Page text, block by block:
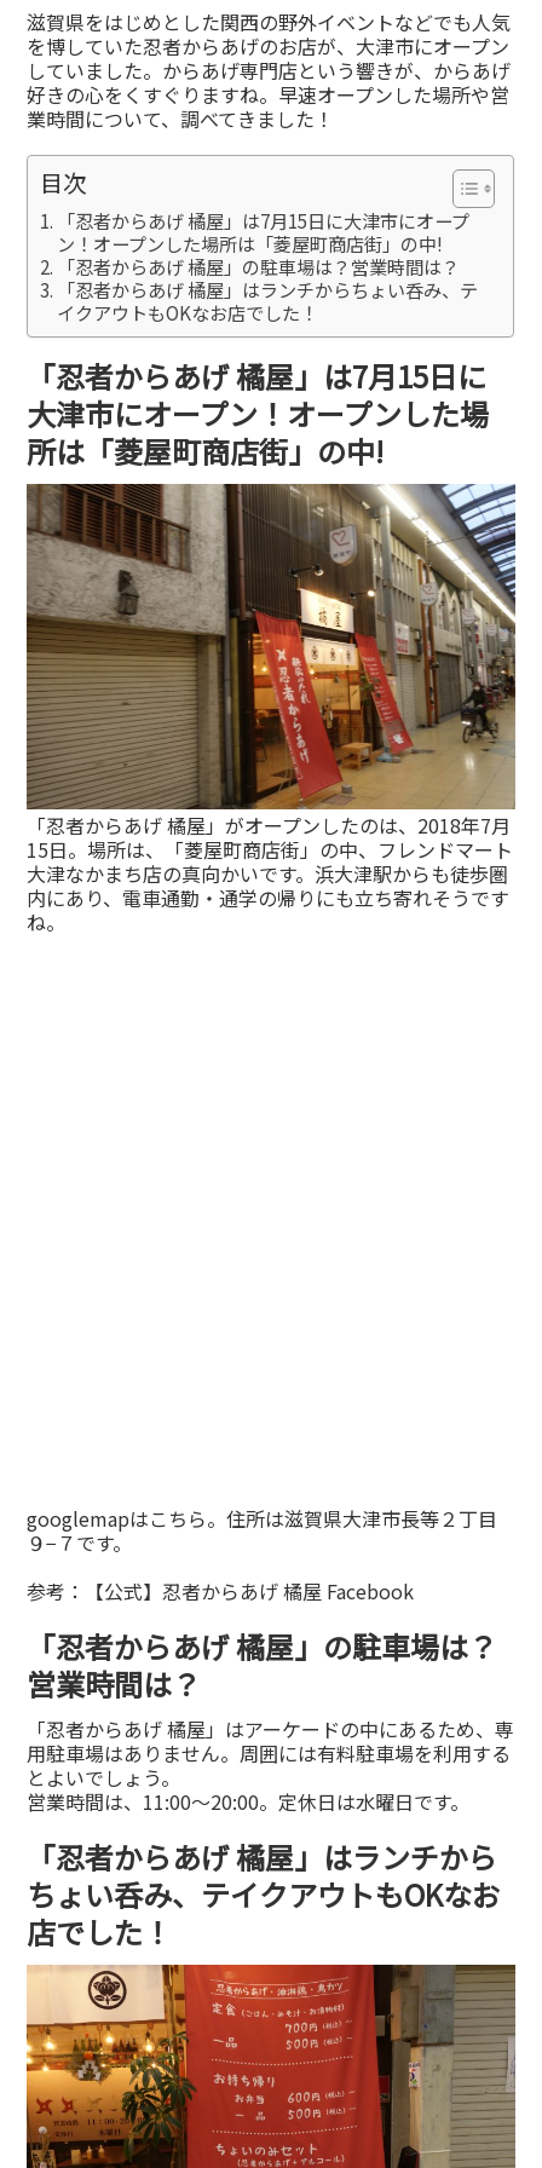
有
滋賀県をはじめとした関西の野外イベントなどでも人気
を博していた忍者からあげのお店が、大津市にオープン
していました。からあげ専門店という響きが、からあげ
好きの心をくすぐりますね。早速オープンした場所や営
業時間について、調べてきました！
目次
「忍者からあげ 橘屋」は7月15日に大津市にオープ
ン！オープンした場所は「菱屋町商店街」の中!
「忍者からあげ 橘屋」の駐車場は？営業時間は？
「忍者からあげ 橘屋」はランチからちょい呑み、テ
イクアウトもOKなお店でした！
「忍者からあげ 橘屋」は7月15日に
大津市にオープン！オープンした場
所は「菱屋町商店街」の中!
「忍者からあげ 橘屋」がオープンしたのは、2018年7月
15日。場所は、「菱屋町商店街」の中、フレンドマート
大津なかまち店の真向かいです。浜大津駅からも徒歩圏
内にあり、電車通勤・通学の帰りにも立ち寄れそうです
ね。
googlemapはこちら。住所は滋賀県大津市長等２丁目
９−７です。
参考：
【公式】忍者からあげ 橘屋 Facebook
「忍者からあげ 橘屋」の駐車場は？
営業時間は？
「忍者からあげ 橘屋」はアーケードの中にあるため、専
用駐車場はありません。周囲には有料駐車場を利用する
とよいでしょう。
営業時間は、11:00～20:00。定休日は水曜日です。
「忍者からあげ 橘屋」はランチから
ちょい呑み、テイクアウトもOKなお
店でした！